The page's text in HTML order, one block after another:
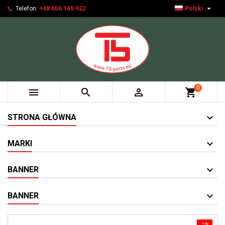
Telefon: +48 606 165 922 Polski 
   shopping_cart0
STRONA GŁÓWNA
MARKI
BANNER
BANNER